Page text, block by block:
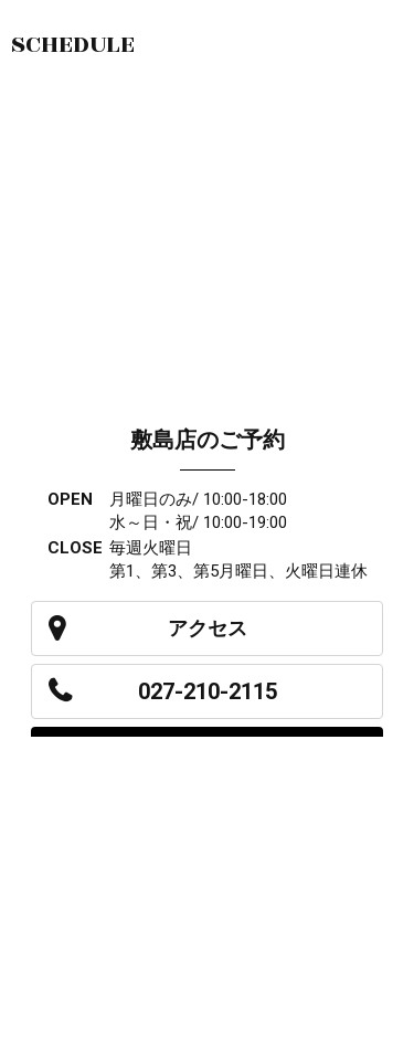
SCHEDULE
敷島店のご予約
OPEN
月曜日のみ/ 10:00-18:00
水～日・祝/ 10:00-19:00
CLOSE 毎週火曜日
第1、第3、第5月曜日、火曜日連休
アクセス
027-210-2115